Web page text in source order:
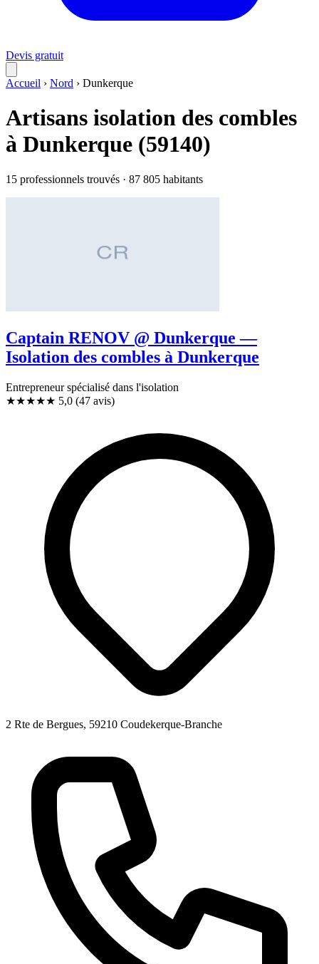
Devis gratuit
Accueil › Nord › Dunkerque
Artisans isolation des combles
à Dunkerque (59140)
15 professionnels trouvés · 87 805 habitants
Captain RENOV @ Dunkerque —
Isolation des combles à Dunkerque
Entrepreneur spécialisé dans l'isolation
★★★★★ 5,0 (47 avis)
2 Rte de Bergues, 59210 Coudekerque-Branche